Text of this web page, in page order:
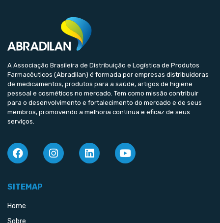
A Associação Brasileira de Distribuição e Logística de Produtos
Farmacêuticos (Abradilan) é formada por empresas distribuidoras
de medicamentos, produtos para a saúde, artigos de higiene
pessoal e cosméticos no mercado. Tem como missão contribuir
para o desenvolvimento e fortalecimento do mercado e de seus
membros, promovendo a melhoria contínua e eficaz de seus
serviços.
SITEMAP
Home
Sobre